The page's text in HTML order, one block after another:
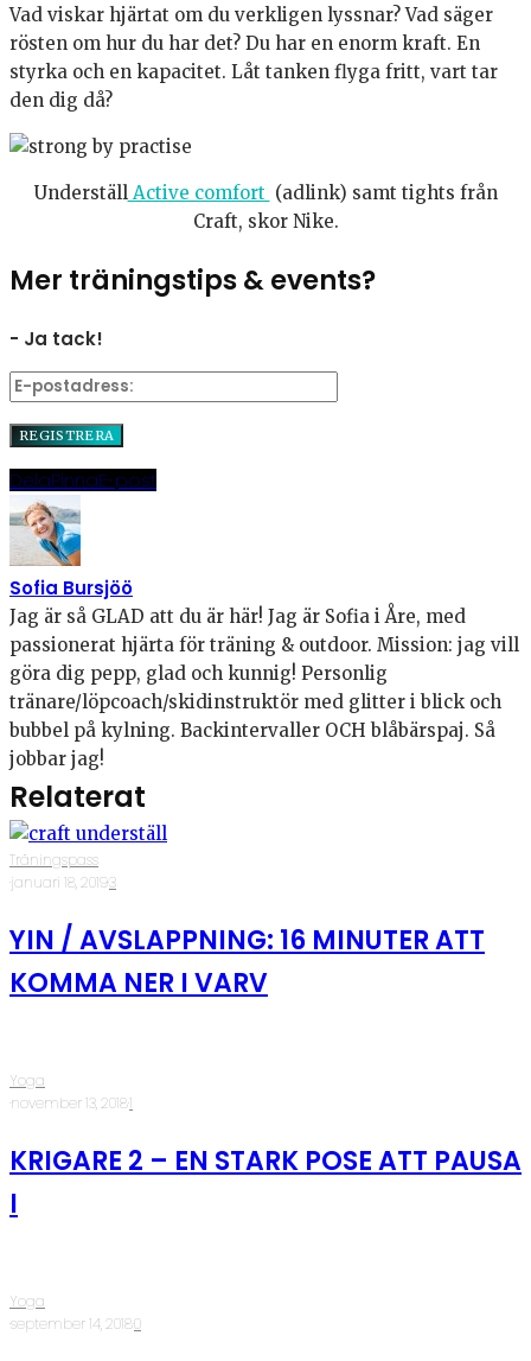
Vad viskar hjärtat om du verkligen lyssnar? Vad säger
rösten om hur du har det? Du har en enorm kraft. En
styrka och en kapacitet. Låt tanken flyga fritt, vart tar
den dig då?
UnderställActive comfort (adlink) samt tights från
Craft, skor Nike.
Mer träningstips & events?
- Ja tack!
DelaPinnaE-post
Sofia Bursjöö
Jag är så GLAD att du är här! Jag är Sofia i Åre, med
passionerat hjärta för träning & outdoor. Mission: jag vill
göra dig pepp, glad och kunnig! Personlig
tränare/löpcoach/skidinstruktör med glitter i blick och
bubbel på kylning. Backintervaller OCH blåbärspaj. Så
jobbar jag!
Relaterat
Träningspass
·januari 18, 2019·3
YIN / AVSLAPPNING: 16 MINUTER ATT
KOMMA NER I VARV
Yoga
·november 13, 2018·1
KRIGARE 2 – EN STARK POSE ATT PAUSA
I
Yoga
·september 14, 2018·0